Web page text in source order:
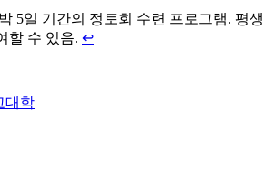
5일 기간의 정토회 수련 프로그램. 평생
할 수 있음. ↩